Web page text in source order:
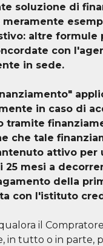
soluzione di
meramente
altre formule
con
in sede.
in caso di
tramite
che tale
attivo per
25 mesi a
della
con l'istituto
il
in tutto o in parte,